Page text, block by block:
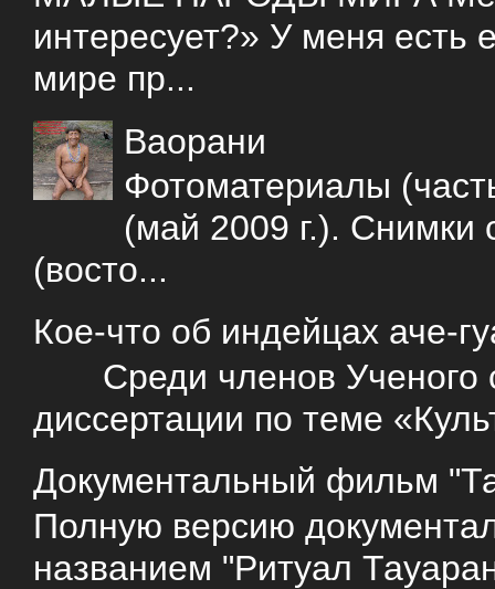
интересует?» У меня есть
мире пр...
Ваорани
Фотоматериалы
(май 2009 г.). Снимки
(восто...
Кое-что об индейцах аче-
Среди членов Ученого
диссертации по теме
Документальный фильм
Полную версию
названием "Ритуал